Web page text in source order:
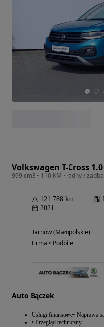
Volkswagen T-Cross 1.0
999 cm3 • 110 KM • ładny /
121 788 km
2021
Tarnów (Małopolskie)
Firma • Podbite
Auto Bączek
Usługi finansowe Naprawa
Przegląd techniczny